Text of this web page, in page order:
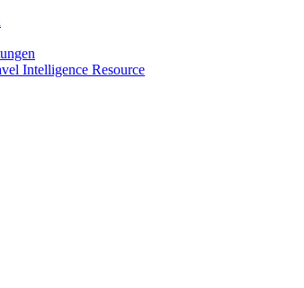
Intelligence Resource